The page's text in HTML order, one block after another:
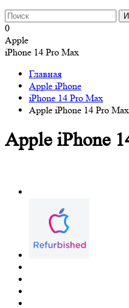
0
Apple
iPhone 14 Pro Max
Главная
Apple iPhone
iPhone 14 Pro Max
Apple iPhone 14 Pro
Apple iPhone